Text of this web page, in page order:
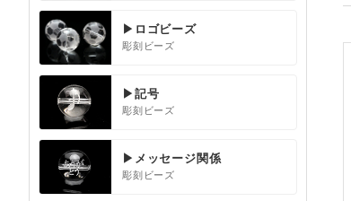
▶ロゴビーズ
彫刻ビーズ
▶記号
彫刻ビーズ
▶メッセージ関係
彫刻ビーズ